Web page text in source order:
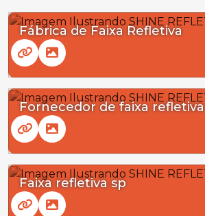
Fábrica de Faixa Refletiva
Fornecedor de faixa refletiva
Faixa refletiva sp